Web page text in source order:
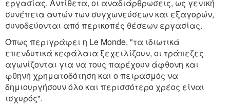
εργασίας. Αντίθετα, οι αναδιάρθρωσεις, ως γενική
συνέπεια αυτών των συγχωνεύσεων και εξαγορών,
συνοδεύονται από περικοπές θέσεων εργασίας.
Όπως περιγράφει η Le Monde, "τα ιδιωτικά
επενδυτικά κεφάλαια ξεχειλίζουν, οι τράπεζες
αγωνίζονται για να τους παρέχουν άφθονη και
φθηνή χρηματοδότηση και ο πειρασμός να
δημιουργήσουν όλο και περισσότερο χρέος είναι
ισχυρός".